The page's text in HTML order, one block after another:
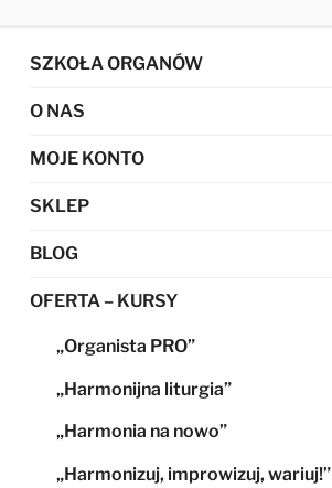
SZKOŁA ORGANÓW
O NAS
MOJE KONTO
SKLEP
BLOG
OFERTA – KURSY
„Organista PRO”
„Harmonijna liturgia”
„Harmonia na nowo”
„Harmonizuj, improwizuj, wariuj!”